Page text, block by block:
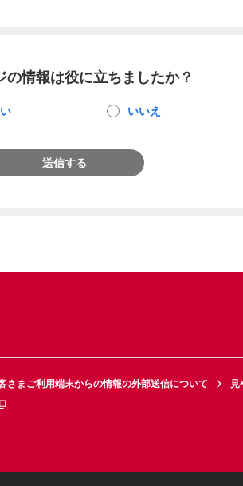
の情報は役に立ちましたか？
いいえ
送信する
さまご利用端末からの情報の外部送信について
見